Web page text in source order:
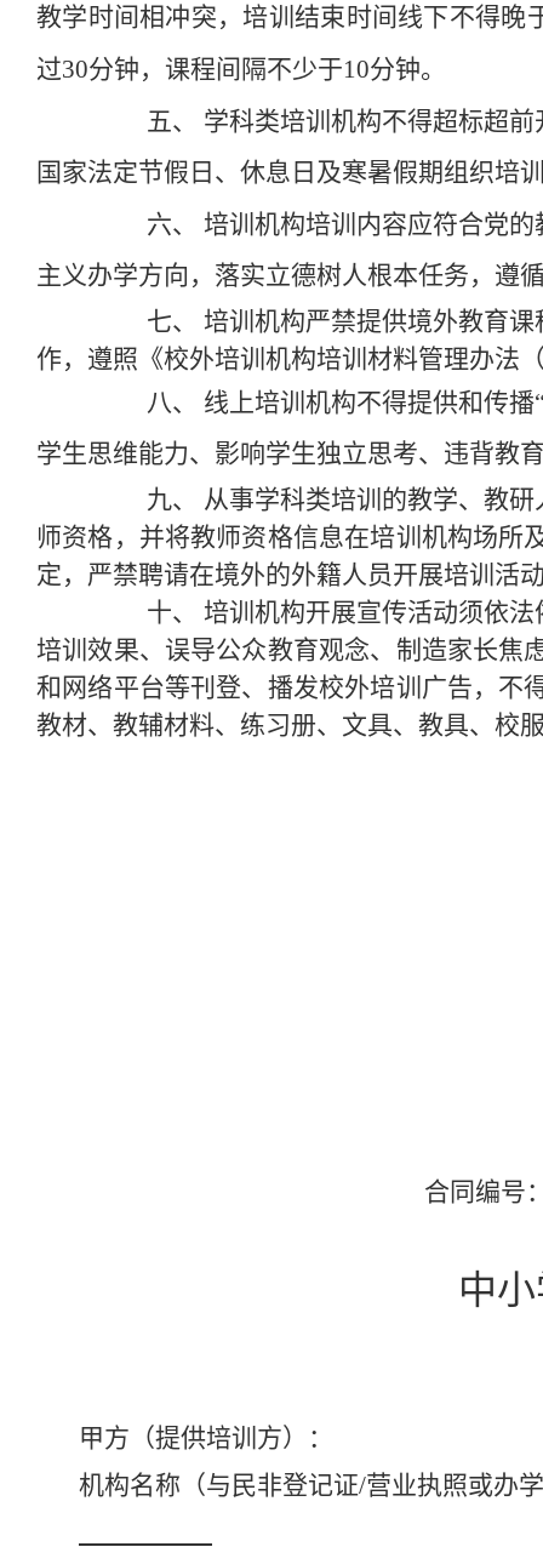
教学时间相冲突，培训结束时间线下不得晚
过30分钟，课程间隔不少于10分钟。
五、 学科类培训机构不得超标超
国家法定节假日、休息日及寒暑假期组织培
六、 培训机构培训内容应符合党
主义办学方向，落实立德树人根本任务，遵
七、 培训机构严禁提供境外教育课
作，遵照《校外培训机构培训材料管理办法
八、 线上培训机构不得提供和传播
学生思维能力、影响学生独立思考、违背教
九、 从事学科类培训的教学、教
师资格，并将教师资格信息在培训机构场所
定，严禁聘请在境外的外籍人员开展培训活
十、 培训机构开展宣传活动须依
培训效果、误导公众教育观念、制造家长焦
和网络平台等刊登、播发校外培训广告，不
教材、教辅材料、练习册、文具、教具、校
合同编号
中
甲方 （提供培训方）：
机构名称（与民非登记证/营业执照或办